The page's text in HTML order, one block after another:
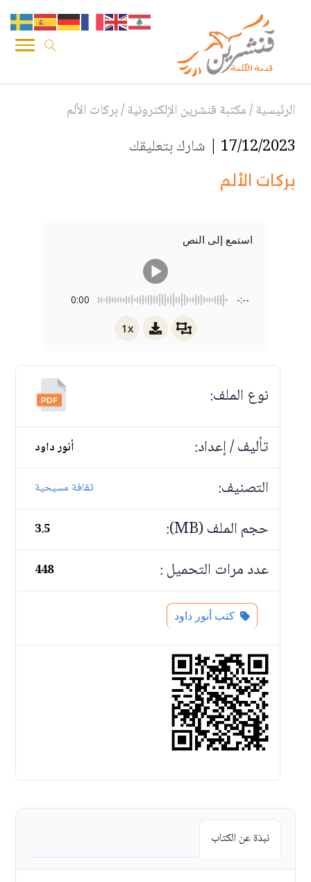
الرئيسية/مكتبة قنشرين الإلكترونية/بركات الألم
17/12/2023 | شارك بتعليقك
بركات الألم
استمع إلى النص
0:00 -:--
1x
نوع الملف:
تأليف / إعداد:
أنور داود
التصنيف: ثقافة مسيحية
حجم الملف (MB): 3.5
عدد مرات التحميل : 448
كتب أنور داود
نبذة عن الكتاب